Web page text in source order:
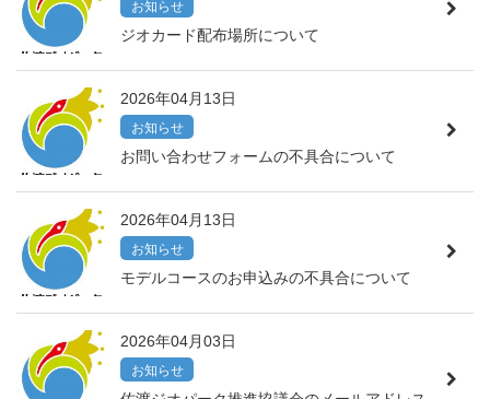
お知らせ
ジオカード配布場所について
2026年04月13日
お知らせ
お問い合わせフォームの不具合について
2026年04月13日
お知らせ
モデルコースのお申込みの不具合について
2026年04月03日
お知らせ